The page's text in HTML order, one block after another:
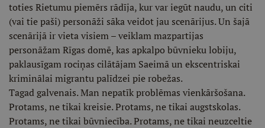
toties Rietumu piemērs rādīja, kur var iegūt naudu, un citi
(vai tie paši) personāži sāka veidot jau scenārijus. Un šajā
scenārijā ir vieta visiem – veiklam mazpartijas
personāžam Rīgas domē, kas apkalpo būvnieku lobiju,
paklausīgam rociņas cilātājam Saeimā un ekscentriskai
kriminālai migrantu palīdzei pie robežas.
Tagad galvenais. Man nepatīk problēmas vienkāršošana.
Protams, ne tikai kreisie. Protams, ne tikai augstskolas.
Protams, ne tikai būvniecība. Protams, ne tikai neuzceltie